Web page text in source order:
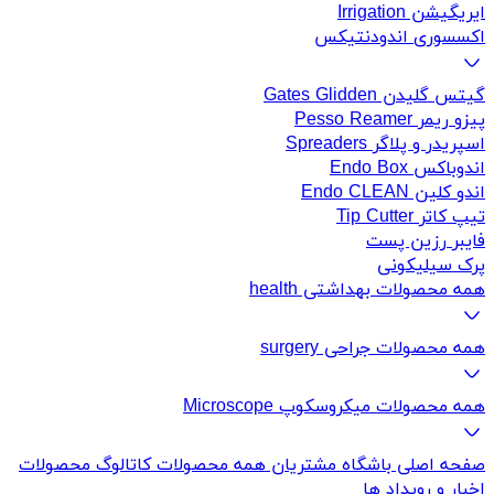
ایریگیشن Irrigation
اکسسوری اندودنتیکس
گیتس گلیدن Gates Glidden
پیزو ریمر Pesso Reamer
اسپریدر و پلاگر Spreaders
اندوباکس Endo Box
اندو کلین Endo CLEAN
تیپ کاتر Tip Cutter
فایبر رزین پست
پرک سیلیکونی
همه محصولات بهداشتی health
همه محصولات جراحی surgery
همه محصولات میکروسکوپ Microscope
صفحه اصلیباشگاه مشتریانهمه محصولاتکاتالوگ محصولات